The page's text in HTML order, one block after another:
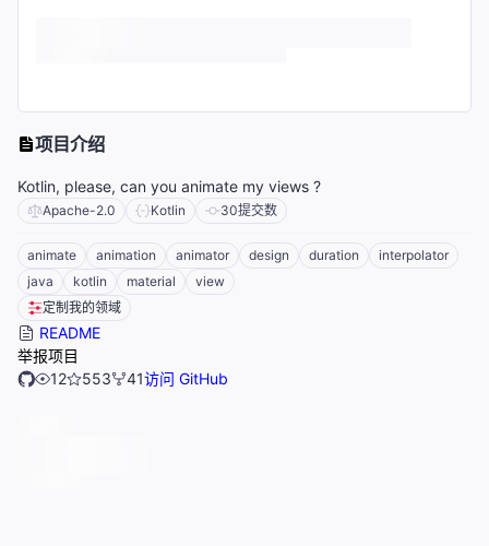
项目介绍
Kotlin, please, can you animate my views ?
Apache-2.0 Kotlin 30提交数
animate animation animator design duration
interpolator
java
kotlin material
view
定制我的领域
README
举报项目
12
553 41访问 GitHub